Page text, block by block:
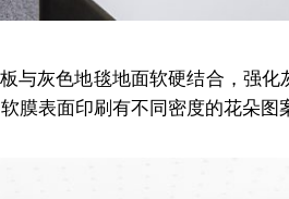
与灰色地毯地面软硬结合，强
表面印刷有不同密度的花朵图